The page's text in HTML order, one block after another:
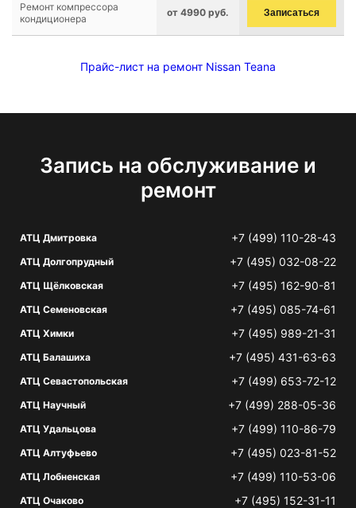
Ремонт компрессора
кондиционера
от 4990 руб. Записаться
Прайс-лист на ремонт Nissan Teana
Запись на обслуживание и
ремонт
АТЦ Дмитровка +7 (499) 110-28-43
АТЦ Долгопрудный +7 (495) 032-08-22
АТЦ Щёлковская +7 (495) 162-90-81
АТЦ Семеновская +7 (495) 085-74-61
АТЦ Химки +7 (495) 989-21-31
АТЦ Балашиха +7 (495) 431-63-63
АТЦ Севастопольская +7 (499) 653-72-12
АТЦ Научный +7 (499) 288-05-36
АТЦ Удальцова +7 (499) 110-86-79
АТЦ Алтуфьево +7 (495) 023-81-52
АТЦ Лобненская +7 (499) 110-53-06
АТЦ Очаково +7 (495) 152-31-11